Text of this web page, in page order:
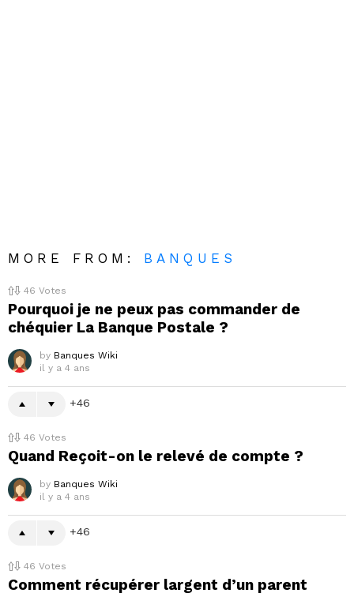
MORE FROM: BANQUES
46 Votes
Pourquoi je ne peux pas commander de
chéquier La Banque Postale ?
by Banques Wiki
il y a 4 ans
46
46 Votes
Quand Reçoit-on le relevé de compte ?
by Banques Wiki
il y a 4 ans
46
46 Votes
Comment récupérer largent d’un parent